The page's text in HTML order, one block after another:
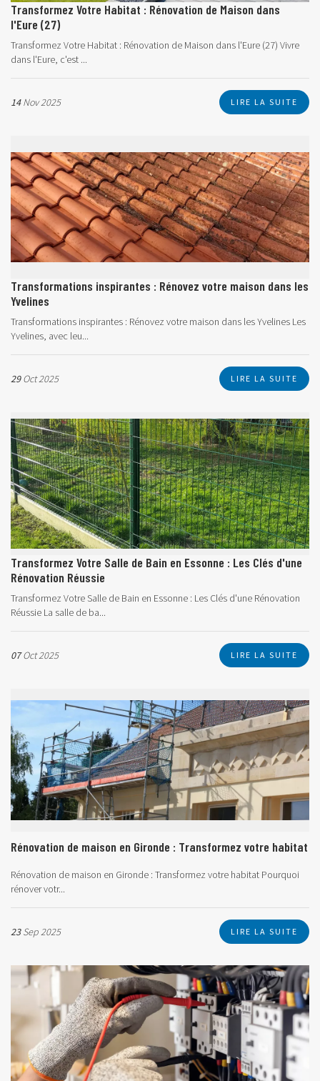
Transformez Votre Habitat : Rénovation de Maison dans
l'Eure (27)
Transformez Votre Habitat : Rénovation de Maison dans l'Eure (27) Vivre
dans l'Eure, c'est ...
14Nov 2025 LIRE LA SUITE
Transformations inspirantes : Rénovez votre maison dans les
Yvelines
Transformations inspirantes : Rénovez votre maison dans les Yvelines Les
Yvelines, avec leu...
29Oct 2025 LIRE LA SUITE
Transformez Votre Salle de Bain en Essonne : Les Clés d'une
Rénovation Réussie
Transformez Votre Salle de Bain en Essonne : Les Clés d'une Rénovation
Réussie La salle de ba...
07Oct 2025 LIRE LA SUITE
Rénovation de maison en Gironde : Transformez votre habitat
Rénovation de maison en Gironde : Transformez votre habitat Pourquoi
rénover votr...
23Sep 2025 LIRE LA SUITE